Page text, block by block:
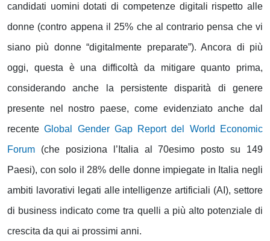
candidati uomini dotati di competenze digitali rispetto alle
donne (contro appena il 25% che al contrario pensa che vi
siano più donne “digitalmente preparate”). Ancora di più
oggi, questa è una difficoltà da mitigare quanto prima,
considerando anche la persistente disparità di genere
presente nel nostro paese, come evidenziato anche dal
recenteGlobal Gender Gap Report del World Economic
Forum (che posiziona l’Italia al 70esimo posto su 149
Paesi), con solo il 28% delle donne impiegate in Italia negli
ambiti lavorativi legati alle intelligenze artificiali (AI), settore
di business indicato come tra quelli a più alto potenziale di
crescita da qui ai prossimi anni.